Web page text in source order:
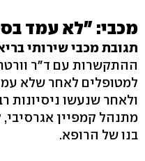
מכבי: "לא עמד
תגובת מכבי שירותי
ההתקשרות עם ד"ר וורטר
למטופלים לאחר שלא
ולאחר שנעשו ניסיונות
מתנהל קמפיין אגרסיבי,
בנו של הרופא.